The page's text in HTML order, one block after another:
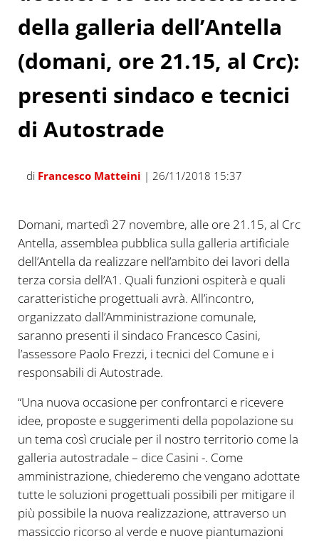
della galleria dell’Antella
(domani, ore 21.15, al Crc):
presenti sindaco e tecnici
di Autostrade
di Francesco Matteini | 26/11/2018 15:37
Domani, martedì 27 novembre, alle ore 21.15, al Crc
Antella, assemblea pubblica sulla galleria artificiale
dell’Antella da realizzare nell’ambito dei lavori della
terza corsia dell’A1. Quali funzioni ospiterà e quali
caratteristiche progettuali avrà. All’incontro,
organizzato dall’Amministrazione comunale,
saranno presenti il sindaco Francesco Casini,
l’assessore Paolo Frezzi, i tecnici del Comune e i
responsabili di Autostrade.
“Una nuova occasione per confrontarci e ricevere
idee, proposte e suggerimenti della popolazione su
un tema così cruciale per il nostro territorio come la
galleria autostradale – dice Casini -. Come
amministrazione, chiederemo che vengano adottate
tutte le soluzioni progettuali possibili per mitigare il
più possibile la nuova realizzazione, attraverso un
massiccio ricorso al verde e nuove piantumazioni